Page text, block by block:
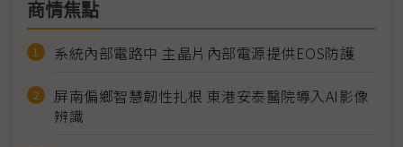
商情焦點
系統內部電路中 主晶片內部電源提供EOS防護
屏南偏鄉智慧韌性扎根 東港安泰醫院導入AI影像
辨識